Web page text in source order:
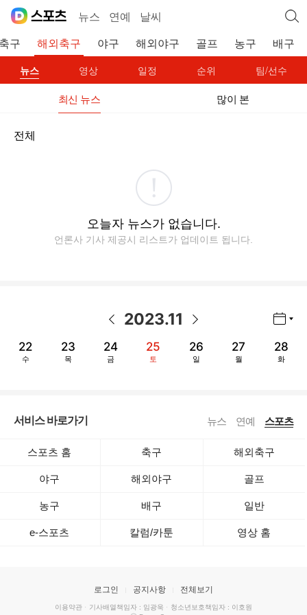
뉴스 연예 날씨
구 해외축구 야구 해외야구 골프 농구 배구
뉴스 영상 일정 순위 팀/선수
최신 뉴스 많이 본
전체
오늘자 뉴스가 없습니다.
언론사 기사 제공시 리스트가 업데이트 됩니다.
2023.11
22
수
23
목
24
금
25
토
26
일
27
월
28
화
서비스 바로가기 뉴스 연예 스포츠
스포츠 홈 축구 해외축구
야구 해외야구 골프
농구 배구 일반
e-스포츠 칼럼/카툰 영상 홈
로그인 공지사항 전체보기
이용약관 · 기사배열책임자 : 임광욱 · 청소년보호책임자 : 이호원